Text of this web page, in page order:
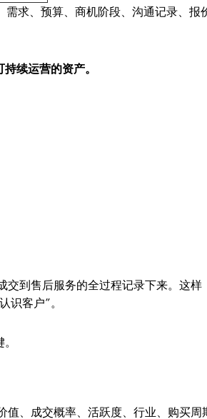
求、预算、商机阶段、沟通记录、报
续运营的资产。
交到售后服务的全过程记录下来。这样
识客户”。
值、成交概率、活跃度、行业、购买周